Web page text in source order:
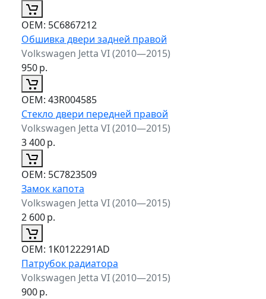
ОЕМ: 5C6867212
Обшивка двери задней правой
Volkswagen Jetta VI (2010—2015)
950р.
ОЕМ: 43R004585
Стекло двери передней правой
Volkswagen Jetta VI (2010—2015)
3 400р.
ОЕМ: 5C7823509
Замок капота
Volkswagen Jetta VI (2010—2015)
2 600р.
ОЕМ: 1K0122291AD
Патрубок радиатора
Volkswagen Jetta VI (2010—2015)
900р.